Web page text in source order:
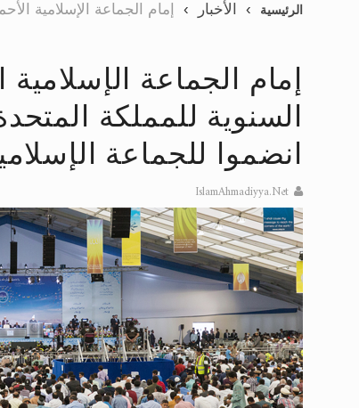
تعميم هامّ لأفراد الجماعة >>
تعميم هامّ لأفراد الجماعة >>
إعلان هامّ بخصوص الرسائل
للانتقال إلى كافة الردود
اقرأ هذا الكتاب وتعرّف على
عرض مصوَّر لأقوال المستشرقين
الحجّ.. دلالات، حِكم، وأهداف
اقرأ هذا المقال في أهمية
الرئيسية الأخبار إمام الجماعة الإسلامية الأحمدية يعلن
إمام الجماعة
انضموا للجماعة
IslamAhmadiyya.Net